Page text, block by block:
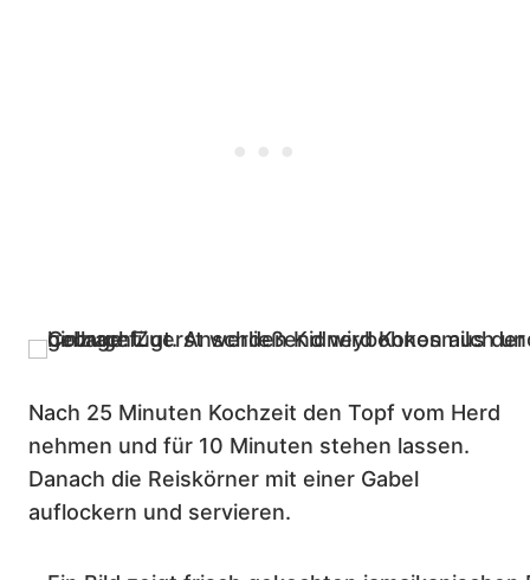
Nach 25 Minuten Kochzeit den Topf vom Herd
nehmen und für 10 Minuten stehen lassen.
Danach die Reiskörner mit einer Gabel
auflockern und servieren.